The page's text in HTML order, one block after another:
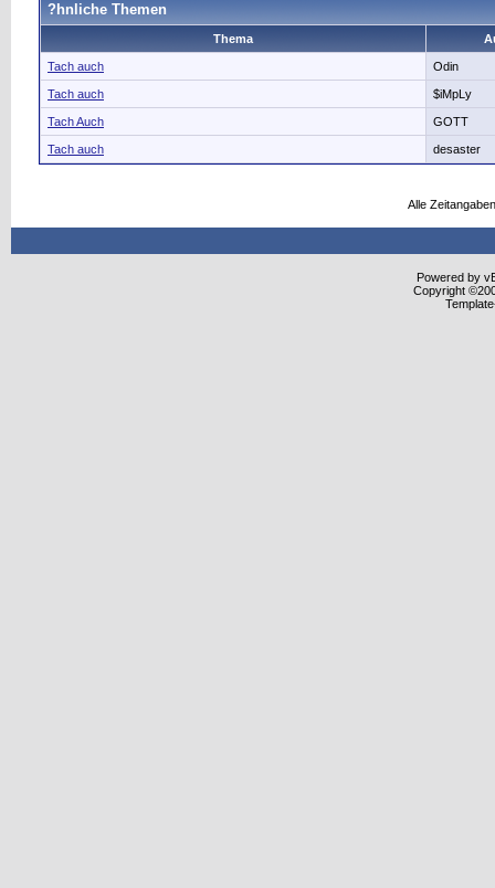
?hnliche Themen
Thema
Tach auch Odin
Tach auch $iMpLy
Tach Auch GOTT
Tach auch desaster
Alle
Powered by
Copyright